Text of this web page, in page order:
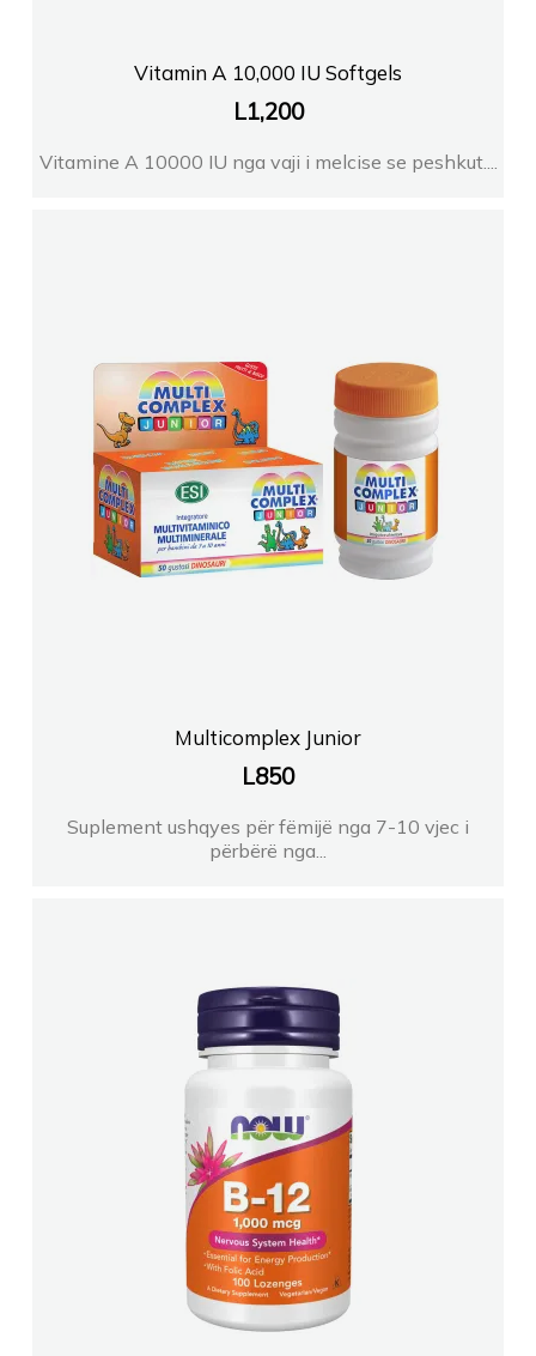
Vitamin A 10,000 IU Softgels
L1,200
Vitamine A 10000 IU nga vaji i melcise se peshkut....
Multicomplex Junior
L850
Suplement ushqyes për fëmijë nga 7-10 vjec i
përbërë nga...